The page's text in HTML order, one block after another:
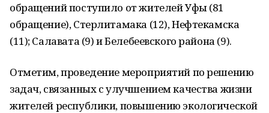
обращений поступило от жителей Уфы (81
обращение), Стерлитамака (12), Нефтекамска
(11); Салавата (9) и Белебеевского района (9).
Отметим, проведение мероприятий по решению
задач, связанных с улучшением качества жизни
жителей республики, повышению экологической